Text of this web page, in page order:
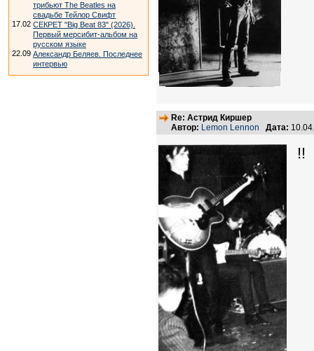
трибьют The Beatles на
свадьбе Тейлор Свифт
17.02 СЕКРЕТ "Big Beat 83" (2026).
Первый мерсибит-альбом на
русском языке
22.09 Александр Беляев. Последнее
интервью
Re: Астрид Киршер
Автор: Lemon Lennon Дата:
!!